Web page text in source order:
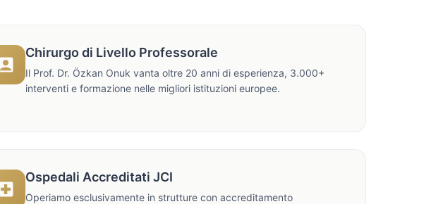
Chirurgo di Livello Professorale
Il Prof. Dr. Özkan Onuk vanta oltre 20 anni di esperienza, 3.000+
interventi e formazione nelle migliori istituzioni europee.
Ospedali Accreditati JCI
Operiamo esclusivamente in strutture con accreditamento